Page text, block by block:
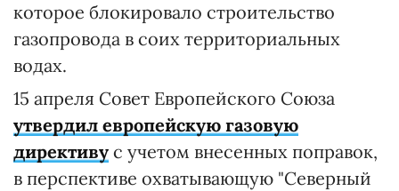
которое блокировало строительство
газопровода в соих территориальных
водах.
15 апреля Совет Европейского Союза
утвердил европейскую газовую
директиву с учетом внесенных поправок,
в перспективе охватывающую "Северный